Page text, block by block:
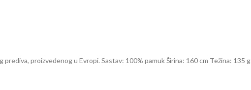
proizvedenog u Evropi. Sastav: 100% pamuk Širina: 160 cm Težina: 135 g